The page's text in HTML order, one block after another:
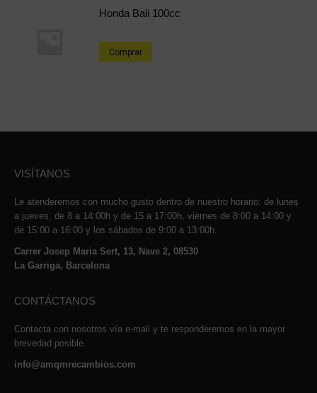
Honda Bali 100cc
Comprar
VISÍTANOS
Le atenderemos con mucho gusto dentro de nuestro horario: de lunes
a jueves, de 8 a 14:00h y de 15 a 17:00h, viernes de 8:00 a 14:00 y
de 15:00 a 16:00 y los sábados de 9:00 a 13:00h.
Carrer Josep Maria Sert, 13, Nave 2, 08530
La Garriga, Barcelona
CONTÁCTANOS
Contacta con nosotros vía e-mail y te responderemos en la mayor
brevedad posible.
info@amqmrecambios.com